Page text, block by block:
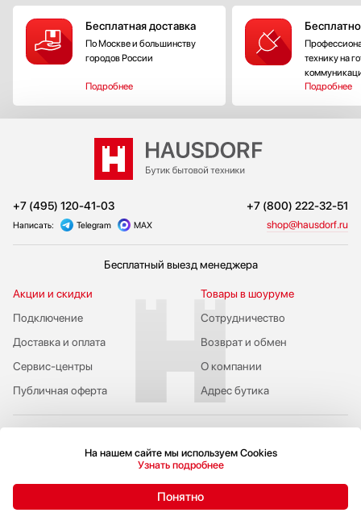
Бесплатная доставка
По Москве и большинству
городов России
Подробнее
технику на
Подробнее
+7 (495) 120-41-03 +7 (800) 222-32-51
Написать: Telegram MAX shop@hausdorf.ru
Бесплатный выезд менеджера
Акции и скидки
Подключение
Публичная оферта
Сервис-центры
Доставка и оплата
Сотрудничество
Возврат и обмен
Товары в шоуруме
О компании
Адрес бутика
Пожаловаться руководству
Политика конфиденциальности
На нашем сайте мы используем Cookies
Узнать подробнее
Понятно